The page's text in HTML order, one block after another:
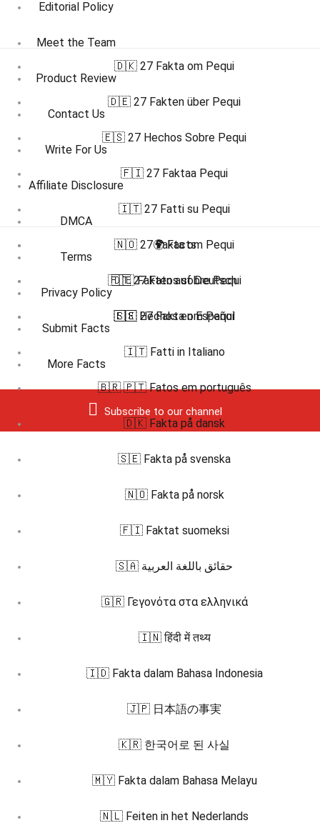
Editorial Policy
Meet the Team
Product Review
Contact Us
Write For Us
Affiliate Disclosure
DMCA
Terms
Privacy Policy
Submit Facts
More Facts
Subscribe to our channel
🇩🇰 27 Fakta om Pequi
🇩🇪 27 Fakten über Pequi
🇪🇸 27 Hechos Sobre Pequi
🇫🇮 27 Faktaa Pequi
🇮🇹 27 Fatti su Pequi
🇳🇴 27 Fakta om Pequi
🇵🇹 27 Fatos sobre Pequi
🇸🇪 27 Fakta om Pequi
🌍 Facts
🇩🇪 Fakten auf Deutsch
🇪🇸 Hechos en Español
🇮🇹 Fatti in Italiano
🇧🇷 🇵🇹 Fatos em português
🇩🇰 Fakta på dansk
🇸🇪 Fakta på svenska
🇳🇴 Fakta på norsk
🇫🇮 Faktat suomeksi
🇸🇦 حقائق باللغة العربية
🇬🇷 Γεγονότα στα ελληνικά
🇮🇳 हिंदी में तथ्य
🇮🇩 Fakta dalam Bahasa Indonesia
🇯🇵 日本語の事実
🇰🇷 한국어로 된 사실
🇲🇾 Fakta dalam Bahasa Melayu
🇳🇱 Feiten in het Nederlands